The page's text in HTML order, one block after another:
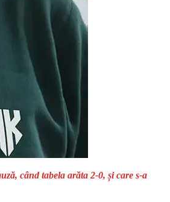
când tabela arăta 2-0, și care s-a